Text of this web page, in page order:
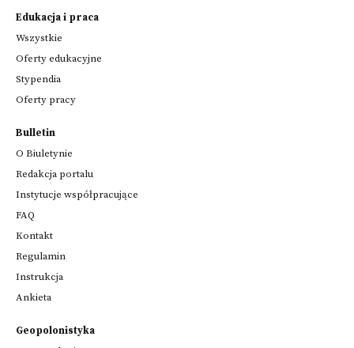
Edukacja i praca
Wszystkie
Oferty edukacyjne
Stypendia
Oferty pracy
Bulletin
O Biuletynie
Redakcja portalu
Instytucje współpracujące
FAQ
Kontakt
Regulamin
Instrukcja
Ankieta
Geopolonistyka